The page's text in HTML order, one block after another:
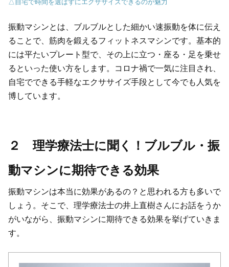
△自宅で時間を選ばずにエクササイズできるのが魅力
振動マシンとは、ブルブルとした細かい速振動を体に伝え
ることで、筋肉を鍛えるフィットネスマシンです。基本的
には平たいプレート型で、その上に立つ・座る・足を乗せ
るといった使い方をします。コロナ禍で一気に注目され、
自宅でできる手軽なエクササイズ手段として今でも人気を
博しています。
２ 理学療法士に聞く！ブルブル・振
動マシンに期待できる効果
振動マシンは本当に効果があるの？と思われる方も多いで
しょう。そこで、理学療法士の井上直樹さんにお話をうか
がいながら、振動マシンに期待できる効果を挙げていきま
す。